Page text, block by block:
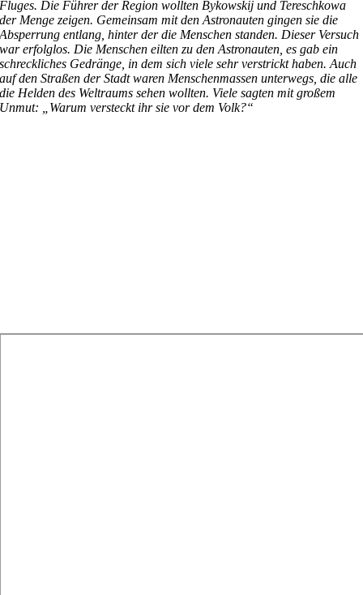
Fluges. Die Führer der Region wollten Bykowskij und Tereschkowa
der Menge zeigen. Gemeinsam mit den Astronauten gingen sie die
Absperrung entlang, hinter der die Menschen standen. Dieser Versuch
war erfolglos. Die Menschen eilten zu den Astronauten, es gab ein
schreckliches Gedränge, in dem sich viele sehr verstrickt haben. Auch
auf den Straßen der Stadt waren Menschenmassen unterwegs, die alle
die Helden des Weltraums sehen wollten. Viele sagten mit großem
Unmut: „Warum versteckt ihr sie vor dem Volk?“